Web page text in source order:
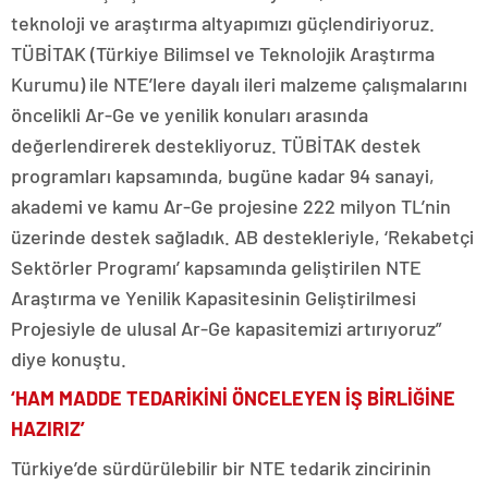
teknoloji ve araştırma altyapımızı güçlendiriyoruz.
TÜBİTAK (Türkiye Bilimsel ve Teknolojik Araştırma
Kurumu) ile NTE’lere dayalı ileri malzeme çalışmalarını
öncelikli Ar-Ge ve yenilik konuları arasında
değerlendirerek destekliyoruz. TÜBİTAK destek
programları kapsamında, bugüne kadar 94 sanayi,
akademi ve kamu Ar-Ge projesine 222 milyon TL’nin
üzerinde destek sağladık. AB destekleriyle, ‘Rekabetçi
Sektörler Programı’ kapsamında geliştirilen NTE
Araştırma ve Yenilik Kapasitesinin Geliştirilmesi
Projesiyle de ulusal Ar-Ge kapasitemizi artırıyoruz”
diye konuştu.
‘HAM MADDE TEDARİKİNİ ÖNCELEYEN İŞ BİRLİĞİNE
HAZIRIZ’
Türkiye’de sürdürülebilir bir NTE tedarik zincirinin